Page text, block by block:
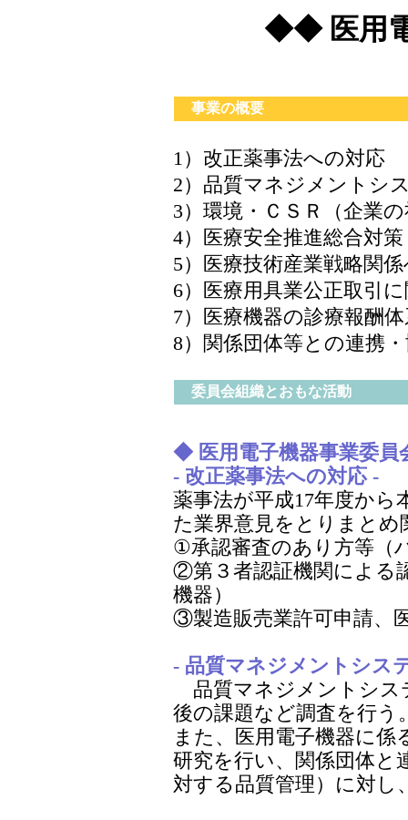
◆◆ 医用
事業の概要
1）改正薬事法への対応
2）品質マネジメントシ
3）環境・ＣＳＲ（企業
4）医療安全推進総合対
5）医療技術産業戦略関
6）医療用具業公正取引
7）医療機器の診療報酬
8）関係団体等との連携
委員会組織とおもな活動
◆ 医用電子機器事業委
- 改正薬事法への対応 -
薬事法が平成17年度から
た業界意見をとりまと
①承認審査のあり方等（
②第３者認証機関による
機器）
③製造販売業許可申請、
- 品質マネジメントシス
品質マネジメントシス
後の課題など調査を行う
また、医用電子機器に
研究を行い、関係団体と
対する品質管理）に対し